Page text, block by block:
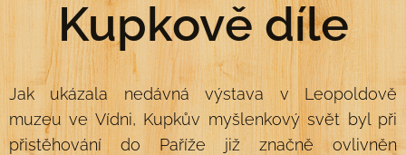
Kupkově díle
Jak ukázala nedávná výstava v Leopoldově
muzeu ve Vídni, Kupkův myšlenkový svět byl při
přistěhování do Paříže již značně ovlivněn